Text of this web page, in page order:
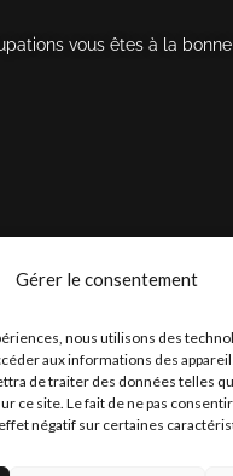
Gérer le consentement
nous utilisons des
aux informations des
de traiter des données telles
ce site. Le fait de ne pas
négatif sur certaines
vous êtes à la